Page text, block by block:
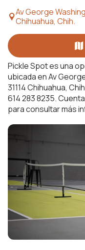
Av George
Chihuahua, Chih.
Pickle Spot es una
ubicada en Av
31114 Chihuahua,
614 283 8235.
para consultar más